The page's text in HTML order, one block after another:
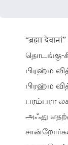
“ब्रह्मा
தொடங்கு-
பிரஹ்ம
பிரஹ்ம
பரம்பரா
அஃது